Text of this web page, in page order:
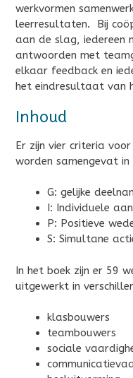
werkvormen
leerresultaten. Bij
aan de slag, iedereen
antwoorden met
elkaar feedback en
het eindresultaat van
Inhoud
Er zijn vier criteria
worden samengevat
G: gelijke
I: Individuele
P: Positieve
S: Simultane
In het boek zijn er 59
uitgewerkt in
klasbouwers
teambouwers
sociale